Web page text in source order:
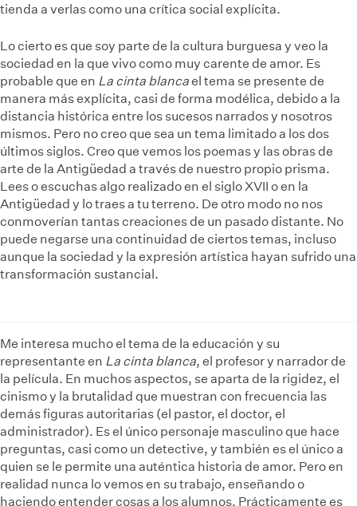
tienda a verlas como una crítica social explícita.
Lo cierto es que soy parte de la cultura burguesa y veo la
sociedad en la que vivo como muy carente de amor. Es
probable que en La cinta blancael tema se presente de
manera más explícita, casi de forma modélica, debido a la
distancia histórica entre los sucesos narrados y nosotros
mismos. Pero no creo que sea un tema limitado a los dos
últimos siglos. Creo que vemos los poemas y las obras de
arte de la Antigüedad a través de nuestro propio prisma.
Lees o escuchas algo realizado en el siglo XVII o en la
Antigüedad y lo traes a tu terreno. De otro modo no nos
conmoverían tantas creaciones de un pasado distante. No
puede negarse una continuidad de ciertos temas, incluso
aunque la sociedad y la expresión artística hayan sufrido una
transformación sustancial.
Me interesa mucho el tema de la educación y su
representante en La cinta blanca, el profesor y narrador de
la película. En muchos aspectos, se aparta de la rigidez, el
cinismo y la brutalidad que muestran con frecuencia las
demás figuras autoritarias (el pastor, el doctor, el
administrador). Es el único personaje masculino que hace
preguntas, casi como un detective, y también es el único a
quien se le permite una auténtica historia de amor. Pero en
realidad nunca lo vemos en su trabajo, enseñando o
haciendo entender cosas a los alumnos. Prácticamente es